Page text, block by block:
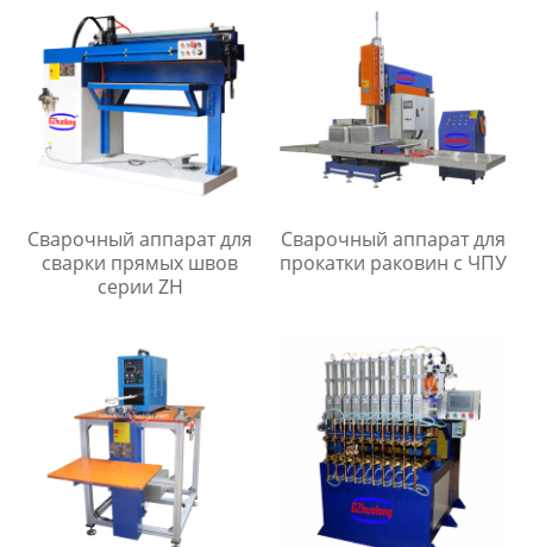
Сварочный аппарат для
сварки прямых швов
серии ZH
Сварочный аппарат для
прокатки раковин с ЧПУ